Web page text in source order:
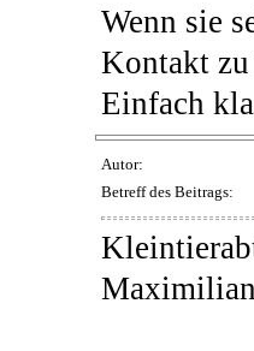
Wenn sie
Kontakt
Einfach
Autor:
Betreff des Beitrags: